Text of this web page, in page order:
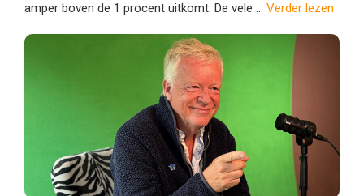
amper boven de 1 procent uitkomt. De vele ... Verder lezen